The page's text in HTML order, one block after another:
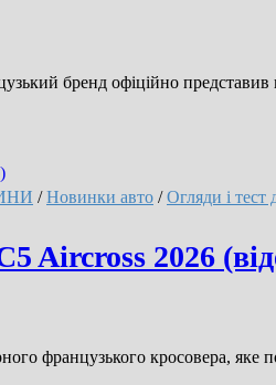
бренд офіційно представив
/Новинки авто /Огляди і тест
Aircross 2026
французького кросовера, яке